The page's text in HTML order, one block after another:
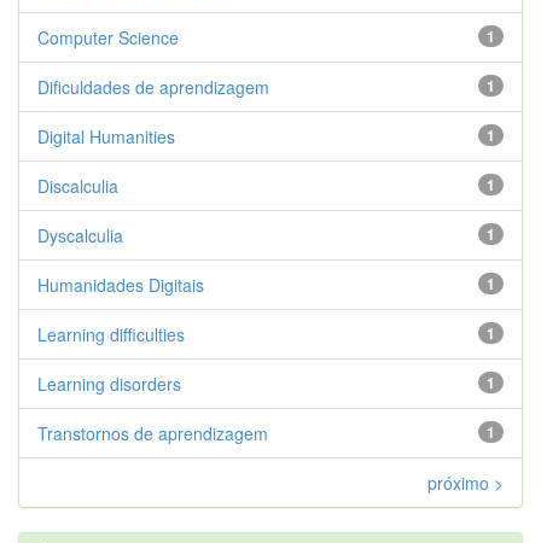
1
Computer Science
1
Dificuldades de aprendizagem
1
Digital Humanities
1
Discalculia
1
Dyscalculia
1
Humanidades Digitais
1
Learning difficulties
1
Learning disorders
1
Transtornos de aprendizagem
próximo >